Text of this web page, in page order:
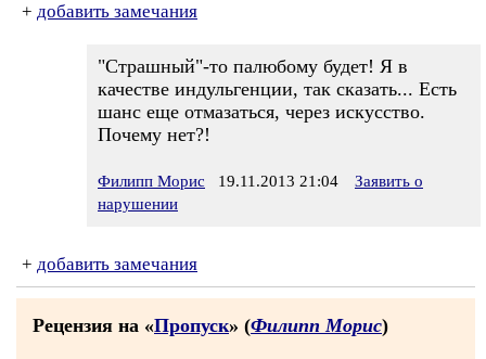
+ добавить замечания
"Страшный"-то палюбому будет! Я в
качестве индульгенции, так сказать... Есть
шанс еще отмазаться, через искусство.
Почему нет?!
Филипп Морис 19.11.2013 21:04
Заявить о
нарушении
+ добавить замечания
Рецензия на «Пропуск» (Филипп Морис)